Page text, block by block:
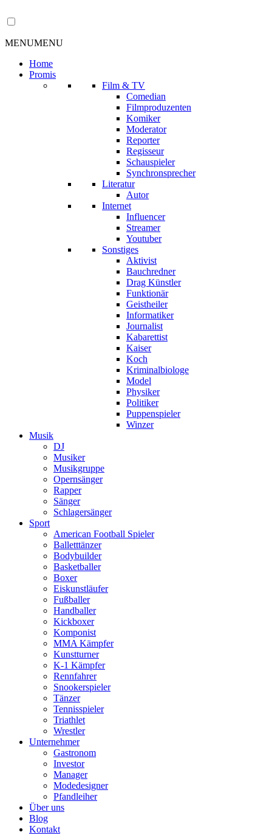
MENUMENU
Home
Promis
Film & TV
Comedian
Filmproduzenten
Komiker
Moderator
Reporter
Regisseur
Schauspieler
Synchronsprecher
Literatur
Autor
Internet
Influencer
Streamer
Youtuber
Sonstiges
Aktivist
Bauchredner
Drag Künstler
Funktionär
Geistheiler
Informatiker
Journalist
Kabarettist
Kaiser
Koch
Kriminalbiologe
Model
Physiker
Politiker
Puppenspieler
Winzer
Musik
DJ
Musiker
Musikgruppe
Opernsänger
Rapper
Sänger
Schlagersänger
Sport
American Football Spieler
Balletttänzer
Bodybuilder
Basketballer
Boxer
Eiskunstläufer
Fußballer
Handballer
Kickboxer
Komponist
MMA Kämpfer
Kunstturner
K-1 Kämpfer
Rennfahrer
Snookerspieler
Tänzer
Tennisspieler
Triathlet
Wrestler
Unternehmer
Gastronom
Investor
Manager
Modedesigner
Pfandleiher
Über uns
Blog
Kontakt